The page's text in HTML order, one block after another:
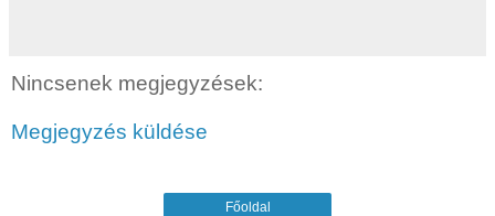
Nincsenek megjegyzések:
Megjegyzés küldése
Főoldal